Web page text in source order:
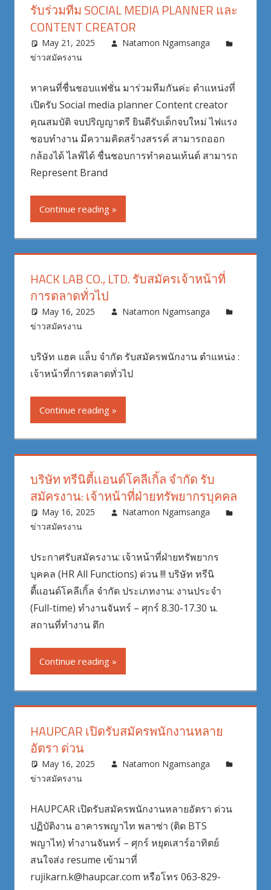
รับร่วมทีม SOCIAL MEDIA PLANNER และ
CONTENT CREATOR
May 21, 2025
Natamon Ngamsanga
ข่าวสมัครงาน
หาคนที่ชื่นชอบแฟชั่น มาร่วมทีมกันค่ะ ตำแหน่งที่
เปิดรับ Social media planner Content creator
คุณสมบัติ จบปริญญาตรี ยินดีรับเด็กจบใหม่ ไฟแรง
ชอบทำงาน มีความคิดสร้างสรรค์ สามารถออก
กล้องได้ ไลฟ์ได้ ชื่นชอบการทำคอนเท้นต์ สามารถ
Represent Brand
Continue reading
HACK LAB CO., LTD. รับสมัครเจ้าหน้าที่
การตลาดทั่วไป
May 16, 2025
Natamon Ngamsanga
ข่าวสมัครงาน
บริษัท แฮค แล็บ จำกัด รับสมัครพนักงาน ตำแหน่ง :
เจ้าหน้าที่การตลาดทั่วไป
Continue reading
บริษัท ทรีนิตี้เเอนด์โคลีเกิ้ล จำกัด รับ
สมัครงาน: เจ้าหน้าที่ฝ่ายทรัพยากรบุคคล
May 16, 2025
Natamon Ngamsanga
ข่าวสมัครงาน
ประกาศรับสมัครงาน: เจ้าหน้าที่ฝ่ายทรัพยากร
บุคคล (HR All Functions) ด่วน !!! บริษัท ทรีนิ
ตี้เเอนด์โคลีเกิ้ล จำกัด ประเภทงาน: งานประจำ
(Full-time) ทำงานจันทร์ – ศุกร์ 8.30-17.30 น.
สถานที่ทำงาน ตึก
Continue reading
HAUPCAR เปิดรับสมัครพนักงานหลาย
อัตรา ด่วน
May 16, 2025
Natamon Ngamsanga
ข่าวสมัครงาน
HAUPCAR เปิดรับสมัครพนักงานหลายอัตรา ด่วน
ปฏิบัติงาน อาคารพญาไท พลาซ่า (ติด BTS
พญาไท) ทำงานจันทร์ – ศุกร์ หยุดเสาร์อาทิตย์
สนใจส่ง resume เข้ามาที่
rujikarn.k@haupcar.com หรือโทร 063-829-